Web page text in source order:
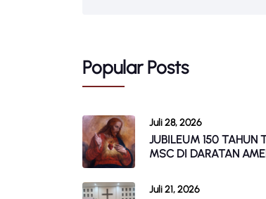
Popular Posts
Juli 28, 2026
JUBILEUM 150 TAHUN
MSC DI DARATAN
Juli 21, 2026